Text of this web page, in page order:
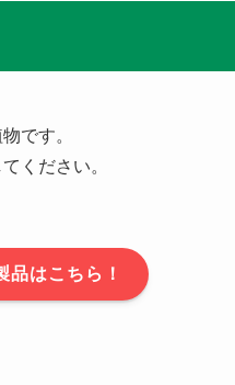
です。
ください。
品はこちら！